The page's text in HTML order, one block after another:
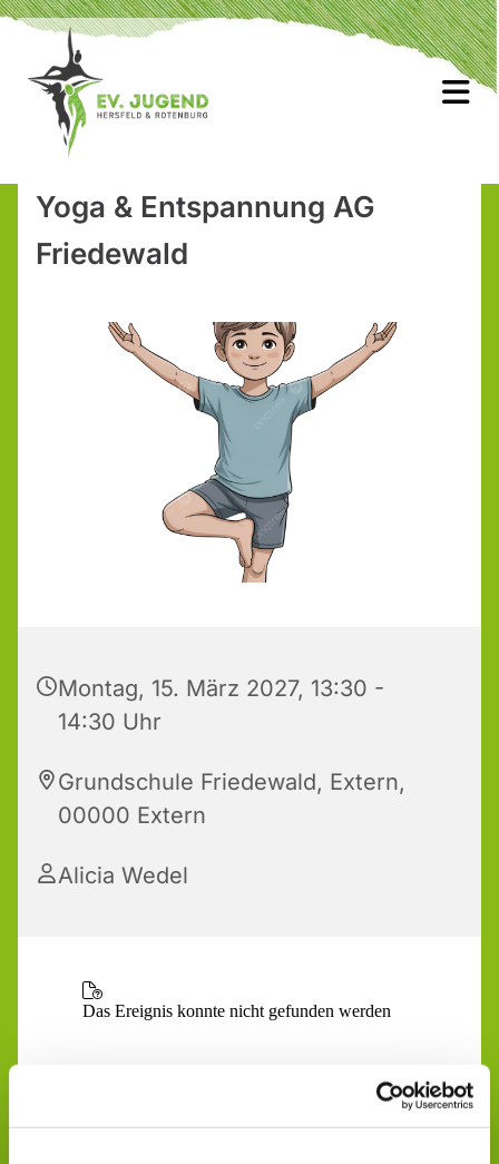
Yoga & Entspannung AG
Friedewald
Montag, 15. März 2027, 13:30 -
14:30 Uhr
Grundschule Friedewald, Extern,
00000 Extern
Alicia Wedel